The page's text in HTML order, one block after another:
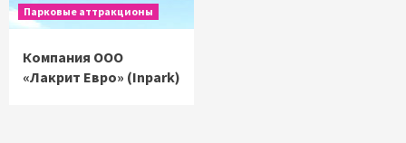
Парковые аттракционы
Компания ООО
«Лакрит Евро» (Inpark)